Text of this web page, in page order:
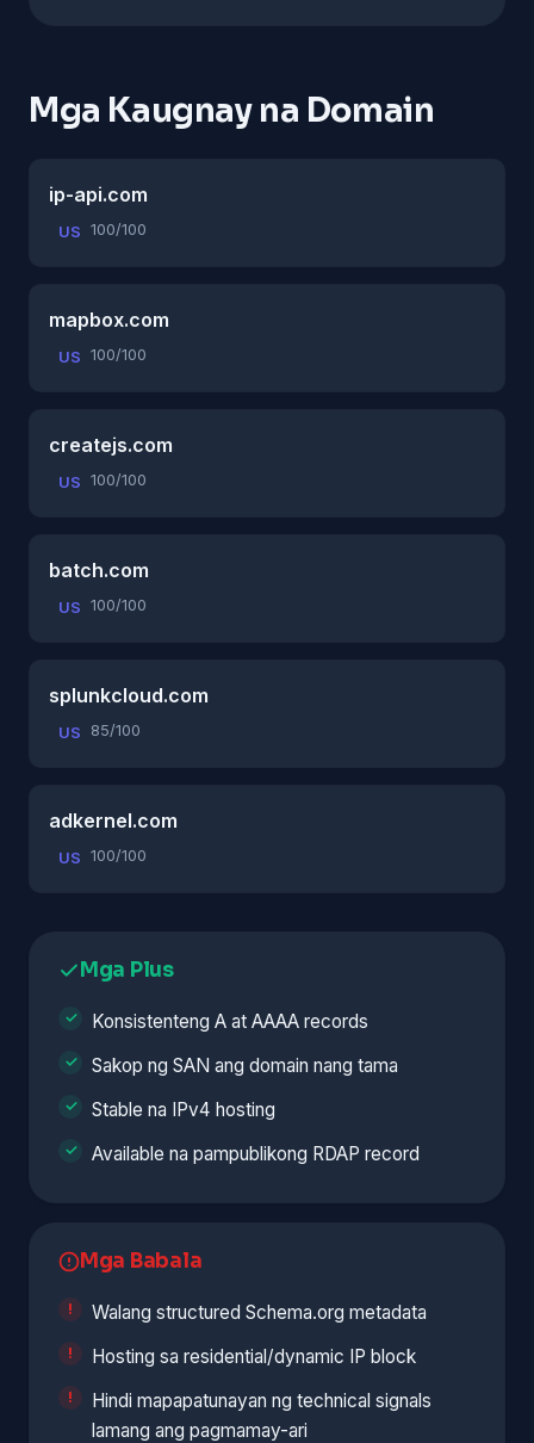
Mga Kaugnay na Domain
ip-api.com
US 100/100
mapbox.com
US 100/100
createjs.com
US 100/100
batch.com
US 100/100
splunkcloud.com
US 85/100
adkernel.com
US 100/100
Mga Plus
Konsistenteng A at AAAA records
Sakop ng SAN ang domain nang tama
Stable na IPv4 hosting
Available na pampublikong RDAP record
Mga Babala
Walang structured Schema.org metadata
Hosting sa residential/dynamic IP block
Hindi mapapatunayan ng technical signals
lamang ang pagmamay-ari